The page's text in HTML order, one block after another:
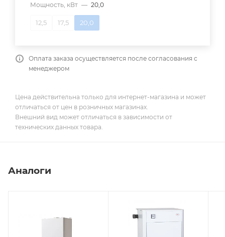
Мощность, кВт — 20,0
12,5 17,5 20,0
Оплата заказа осуществляется после согласования с
менеджером
Цена действительна только для интернет-магазина и может
отличаться от цен в розничных магазинах.
Внешний вид может отличаться в зависимости от
технических данных товара.
Аналоги